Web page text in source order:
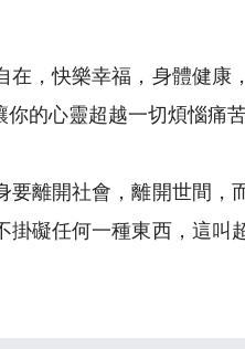
，快樂幸福，身體健康
的心靈超越一切煩惱痛苦
離開社會，離開世間，
礙任何一種東西，這叫